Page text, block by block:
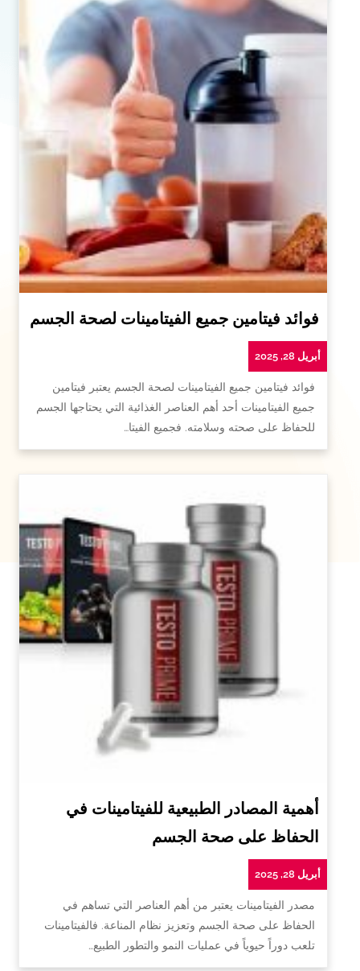
فوائد فيتامين جميع الفيتامينات لصحة الجسم
أبريل 28, 2025
فوائد فيتامين جميع الفيتامينات لصحة الجسم يعتبر فيتامين
جميع الفيتامينات أحد أهم العناصر الغذائية التي يحتاجها الجسم
للحفاظ على صحته وسلامته. فجميع الفيتا…
أهمية المصادر الطبيعية للفيتامينات في
الحفاظ على صحة الجسم
أبريل 28, 2025
مصدر الفيتامينات يعتبر من أهم العناصر التي تساهم في
الحفاظ على صحة الجسم وتعزيز نظام المناعة. فالفيتامينات
تلعب دوراً حيوياً في عمليات النمو والتطور الطبيع…